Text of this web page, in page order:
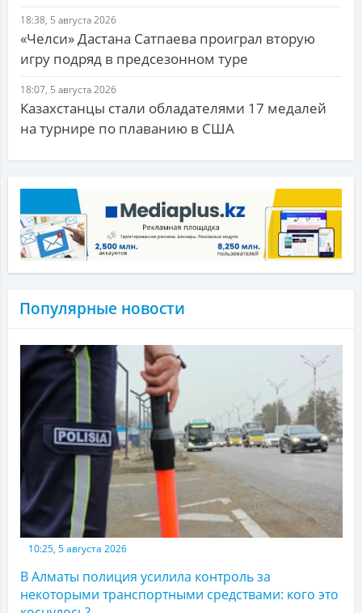
18:38, 5 августа 2026
«Челси» Дастана Сатпаева проиграл вторую
игру подряд в предсезонном туре
18:07, 5 августа 2026
Казахстанцы стали обладателями 17 медалей
на турнире по плаванию в США
Популярные новости
10:25, 5 августа 2026
В Алматы полиция усилила контроль за
некоторыми транспортными средствами: кого это